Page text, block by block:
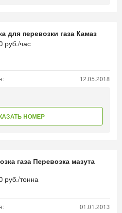
для перевозки газа Камаз
руб./час
12.05.2018
НОМЕР
газа Перевозка мазута
руб./тонна
01.01.2013